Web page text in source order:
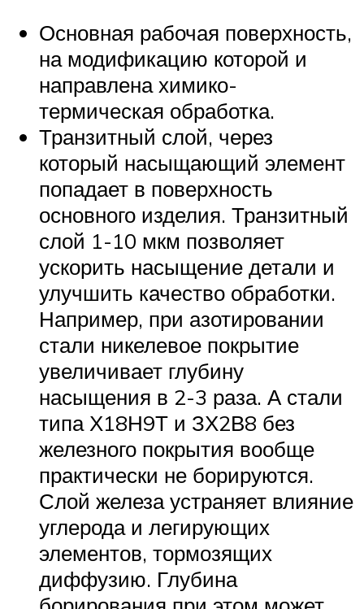
Основная рабочая поверхность,
на модификацию которой и
направлена химико-
термическая обработка.
Транзитный слой, через
который насыщающий элемент
попадает в поверхность
основного изделия. Транзитный
слой 1-10 мкм позволяет
ускорить насыщение детали и
улучшить качество обработки.
Например, при азотировании
стали никелевое покрытие
увеличивает глубину
насыщения в 2-3 раза. А стали
типа Х18Н9Т и ЗХ2В8 без
железного покрытия вообще
практически не борируются.
Слой железа устраняет влияние
углерода и легирующих
элементов, тормозящих
диффузию. Глубина